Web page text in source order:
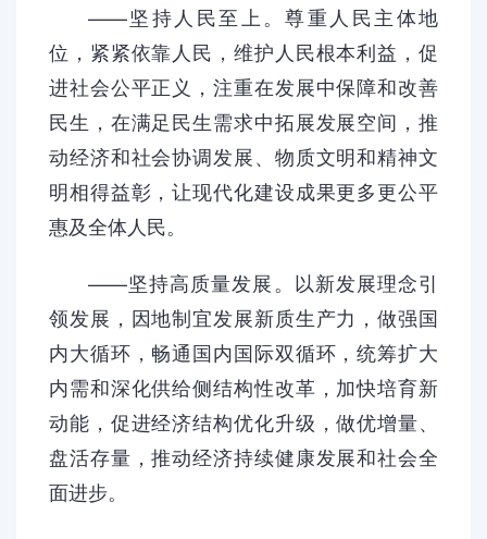
——坚持人民至上。尊重人民主体地
位，紧紧依靠人民，维护人民根本利益，促
进社会公平正义，注重在发展中保障和改善
民生，在满足民生需求中拓展发展空间，推
动经济和社会协调发展、物质文明和精神文
明相得益彰，让现代化建设成果更多更公平
惠及全体人民。
——坚持高质量发展。以新发展理念引
领发展，因地制宜发展新质生产力，做强国
内大循环，畅通国内国际双循环，统筹扩大
内需和深化供给侧结构性改革，加快培育新
动能，促进经济结构优化升级，做优增量、
盘活存量，推动经济持续健康发展和社会全
面进步。